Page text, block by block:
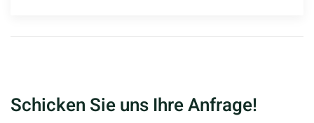
Schicken Sie uns Ihre Anfrage!